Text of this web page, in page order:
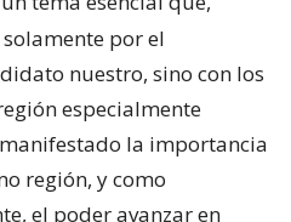
por el
nuestro, sino con los
especialmente
la importancia
región, y como
el poder avanzar en